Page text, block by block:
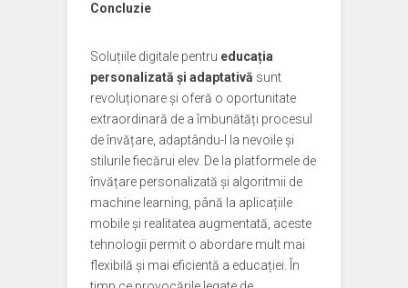
Concluzie
Soluțiile digitale pentru educația
personalizată și adaptativă sunt
revoluționare și oferă o oportunitate
extraordinară de a îmbunătăți procesul
de învățare, adaptându-l la nevoile și
stilurile fiecărui elev. De la platformele de
învățare personalizată și algoritmii de
machine learning, până la aplicațiile
mobile și realitatea augmentată, aceste
tehnologii permit o abordare mult mai
flexibilă și mai eficientă a educației. În